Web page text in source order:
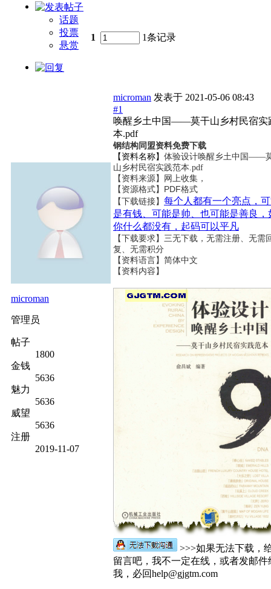
话题
投票
悬赏
1 1条记录
microman
管理员
帖子
1800
金钱
5636
魅力
5636
威望
5636
注册
2019-11-07
microman 发表于 2021-05-06 08:43
#1
唤醒乡土中国——莫干山乡村民宿实
本.pdf
钢结构同盟资料免费下载
【资料名称】 体验设计唤醒乡土中国——
山乡村民宿实践范本.pdf
【资料来源】网上收集，
【资源格式】PDF格式
【下载链接】 每个人都有一个亮点，
是有钱、可能是帅、也可能是善良，
你什么都没有，起码可以平凡
【下载要求】三无下载，无需注册、无需
复、无需积分
【资料语言】简体中文
【资料内容】
>>>如果无法下载，
留言吧，我不一定在线，或者发邮件
我，必回help@gjgtm.com